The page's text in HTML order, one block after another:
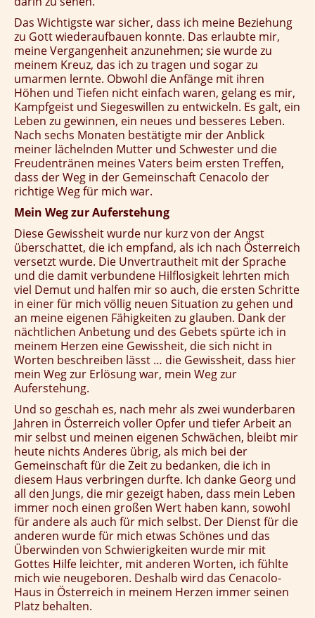
Das Wichtigste war sicher, dass ich meine Beziehung
zu Gott wiederaufbauen konnte. Das erlaubte mir,
meine Vergangenheit anzunehmen; sie wurde zu
meinem Kreuz, das ich zu tragen und sogar zu
umarmen lernte. Obwohl die Anfänge mit ihren
Höhen und Tiefen nicht einfach waren, gelang es mir,
Kampfgeist und Siegeswillen zu entwickeln. Es galt, ein
Leben zu gewinnen, ein neues und besseres Leben.
Nach sechs Monaten bestätigte mir der Anblick
meiner lächelnden Mutter und Schwester und die
Freudentränen meines Vaters beim ersten Treffen,
dass der Weg in der Gemeinschaft Cenacolo der
richtige Weg für mich war.
Mein Weg zur Auferstehung
Diese Gewissheit wurde nur kurz von der Angst
überschattet, die ich empfand, als ich nach Österreich
versetzt wurde. Die Unvertrautheit mit der Sprache
und die damit verbundene Hilflosigkeit lehrten mich
viel Demut und halfen mir so auch, die ersten Schritte
in einer für mich völlig neuen Situation zu gehen und
an meine eigenen Fähigkeiten zu glauben. Dank der
nächtlichen Anbetung und des Gebets spürte ich in
meinem Herzen eine Gewissheit, die sich nicht in
Worten beschreiben lässt … die Gewissheit, dass hier
mein Weg zur Erlösung war, mein Weg zur
Auferstehung.
Und so geschah es, nach mehr als zwei wunderbaren
Jahren in Österreich voller Opfer und tiefer Arbeit an
mir selbst und meinen eigenen Schwächen, bleibt mir
heute nichts Anderes übrig, als mich bei der
Gemeinschaft für die Zeit zu bedanken, die ich in
diesem Haus verbringen durfte. Ich danke Georg und
all den Jungs, die mir gezeigt haben, dass mein Leben
immer noch einen großen Wert haben kann, sowohl
für andere als auch für mich selbst. Der Dienst für die
anderen wurde für mich etwas Schönes und das
Überwinden von Schwierigkeiten wurde mir mit
Gottes Hilfe leichter, mit anderen Worten, ich fühlte
mich wie neugeboren. Deshalb wird das Cenacolo-
Haus in Österreich in meinem Herzen immer seinen
Platz behalten.